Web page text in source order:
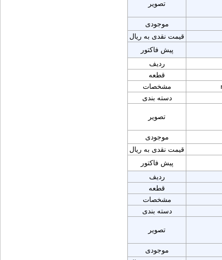
تصویر
موجودی
قیمت نقدی به ریال
پیش فاکتور
ردیف
قطعه
مشخصات
دسته بندی
تصویر
موجودی
قیمت نقدی به ریال
پیش فاکتور
ردیف
قطعه
مشخصات
دسته بندی
تصویر
موجودی